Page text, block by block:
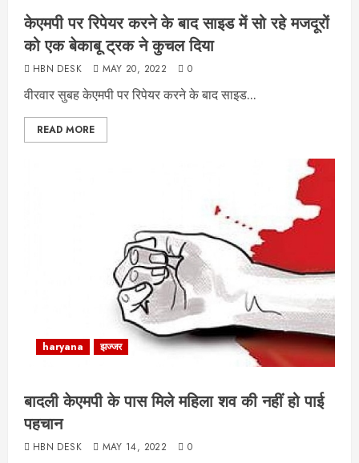
केएमपी पर रिपेयर करने के बाद साइड में सो रहे मजदूरों
को एक बेकाबू ट्रक ने कुचल दिया
HBN DESK MAY 20, 2022 0
वीरवार सुबह केएमपी पर रिपेयर करने के बाद साइड...
READ MORE
haryana झज्जर
बादली केएमपी के पास मिले महिला शव की नहीं हो पाई
पहचान
HBN DESK MAY 14, 2022 0